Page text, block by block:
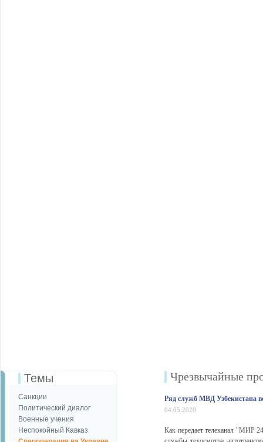
Темы
Санкции
Политический диалог
Военные учения
Неспокойный Кавказ
Чрезвычайные
Ряд служб МВД Узбекистана
04.05.2020
Как передает телеканал "МИР